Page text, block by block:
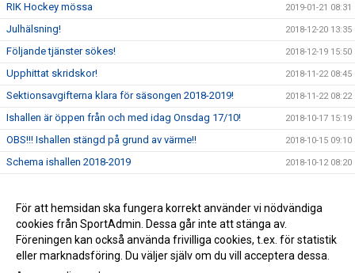
RIK Hockey mössa 2019-01-21 08:31
Julhälsning! 2018-12-20 13:35
Följande tjänster sökes! 2018-12-19 15:50
Upphittat skridskor! 2018-11-22 08:45
Sektionsavgifterna klara för säsongen 2018-2019! 2018-11-22 08:22
Ishallen är öppen från och med idag Onsdag 17/10! 2018-10-17 15:19
OBS!!! Ishallen stängd på grund av värme!! 2018-10-15 09:10
Schema ishallen 2018-2019 2018-10-12 08:20
Hockeytrunk för nybörjare 2018-09-19 08:09
Rosvik IK Hockey får stöd från SKODA 2018-02-01 22:45
För att hemsidan ska fungera korrekt använder vi nödvändiga
cookies från SportAdmin. Dessa går inte att stänga av.
Föreningen kan också använda frivilliga cookies, t.ex. för statistik
eller marknadsföring. Du väljer själv om du vill acceptera dessa.